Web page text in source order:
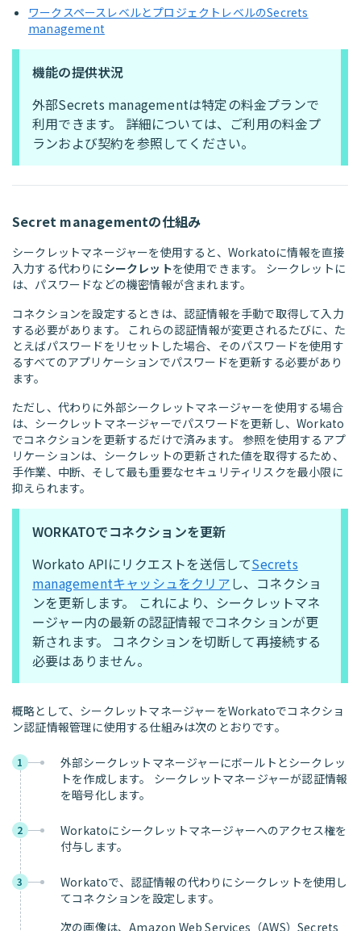
ワークスペースレベルとプロジェクトレベルのSecrets
management
機能の提供状況
外部Secrets managementは特定の料金プランで
利用できます。 詳細については、ご利用の料金プ
ランおよび契約を参照してください。
Secret managementの仕組み
シークレットマネージャーを使用すると、Workatoに情報を直接
入力する代わりにシークレットを使用できます。 シークレットに
は、パスワードなどの機密情報が含まれます。
コネクションを設定するときは、認証情報を手動で取得して入力
する必要があります。 これらの認証情報が変更されるたびに、た
とえばパスワードをリセットした場合、そのパスワードを使用す
るすべてのアプリケーションでパスワードを更新する必要があり
ます。
ただし、代わりに外部シークレットマネージャーを使用する場合
は、シークレットマネージャーでパスワードを更新し、Workato
でコネクションを更新するだけで済みます。 参照を使用するアプ
リケーションは、シークレットの更新された値を取得するため、
手作業、中断、そして最も重要なセキュリティリスクを最小限に
抑えられます。
WORKATOでコネクションを更新
Workato APIにリクエストを送信してSecrets
managementキャッシュをクリア し、コネクショ
ンを更新します。 これにより、シークレットマネ
ージャー内の最新の認証情報でコネクションが更
新されます。 コネクションを切断して再接続する
必要はありません。
概略として、シークレットマネージャーをWorkatoでコネクショ
ン認証情報管理に使用する仕組みは次のとおりです。
1
外部シークレットマネージャーにボールトとシークレッ
トを作成します。 シークレットマネージャーが認証情報
を暗号化します。
2
Workatoにシークレットマネージャーへのアクセス権を
付与します。
3
Workatoで、認証情報の代わりにシークレットを使用し
てコネクションを設定します。
次の画像は、Amazon Web Services（AWS）Secrets